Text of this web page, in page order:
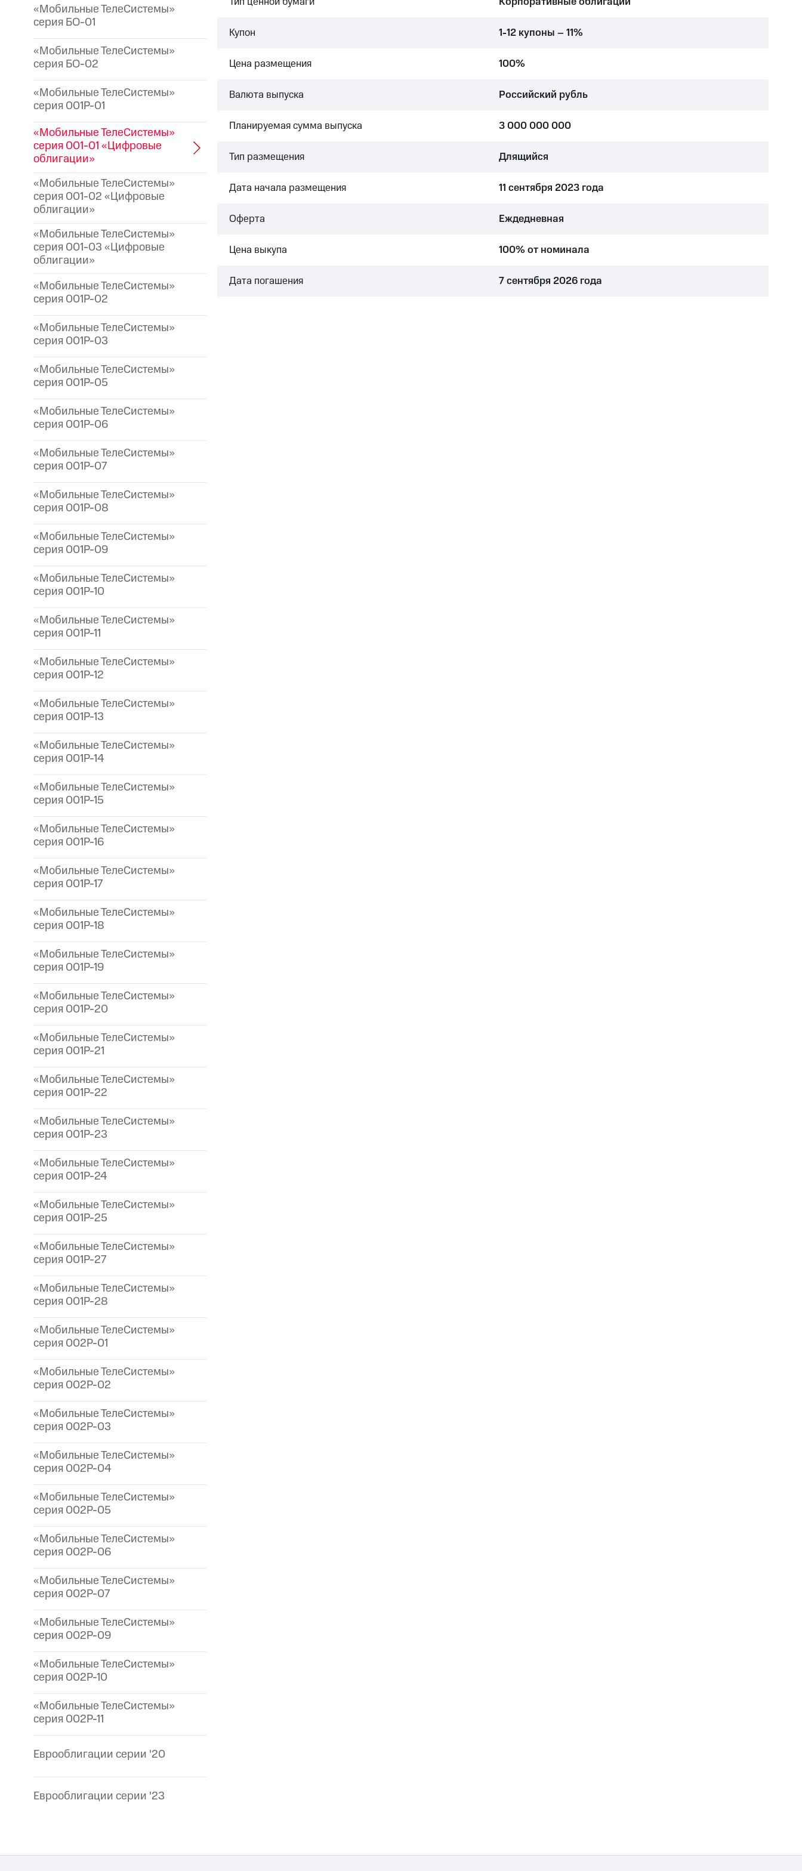
«Мобильные ТелеСистемы»
серия БО-01
«Мобильные ТелеСистемы»
серия БО-02
«Мобильные ТелеСистемы»
серия 001P-01
«Мобильные ТелеСистемы»
серия 001-01 «Цифровые
облигации»
«Мобильные ТелеСистемы»
серия 001-02 «Цифровые
облигации»
«Мобильные ТелеСистемы»
серия 001-03 «Цифровые
облигации»
«Мобильные ТелеСистемы»
серия 001P-02
«Мобильные ТелеСистемы»
серия 001P-03
«Мобильные ТелеСистемы»
серия 001P-05
«Мобильные ТелеСистемы»
серия 001P-06
«Мобильные ТелеСистемы»
серия 001P-07
«Мобильные ТелеСистемы»
серия 001P-08
«Мобильные ТелеСистемы»
серия 001P-09
«Мобильные ТелеСистемы»
серия 001P-10
«Мобильные ТелеСистемы»
серия 001P-11
«Мобильные ТелеСистемы»
серия 001P-12
«Мобильные ТелеСистемы»
серия 001P-13
«Мобильные ТелеСистемы»
серия 001P-14
«Мобильные ТелеСистемы»
серия 001P-15
«Мобильные ТелеСистемы»
серия 001P-16
«Мобильные ТелеСистемы»
серия 001P-17
«Мобильные ТелеСистемы»
серия 001P-18
«Мобильные ТелеСистемы»
серия 001P-19
«Мобильные ТелеСистемы»
серия 001P-20
«Мобильные ТелеСистемы»
серия 001P-21
«Мобильные ТелеСистемы»
серия 001P-22
«Мобильные ТелеСистемы»
серия 001P-23
«Мобильные ТелеСистемы»
серия 001P-24
«Мобильные ТелеСистемы»
серия 001P-25
«Мобильные ТелеСистемы»
серия 001P-27
«Мобильные ТелеСистемы»
серия 001P-28
«Мобильные ТелеСистемы»
серия 002P-01
«Мобильные ТелеСистемы»
серия 002P-02
«Мобильные ТелеСистемы»
серия 002P-03
«Мобильные ТелеСистемы»
серия 002P-04
«Мобильные ТелеСистемы»
серия 002P-05
«Мобильные ТелеСистемы»
серия 002P-06
«Мобильные ТелеСистемы»
серия 002P-07
«Мобильные ТелеСистемы»
серия 002P-09
«Мобильные ТелеСистемы»
серия 002P-10
«Мобильные ТелеСистемы»
серия 002P-11
Еврооблигации серии '20
Еврооблигации серии '23
Купон 1-12 купоны – 11%
Цена размещения 100%
Валюта выпуска Российский рубль
Планируемая сумма выпуска 3 000 000 000
Тип размещения Длящийся
Дата начала размещения 11 сентября 2023 года
Оферта Еждедневная
Цена выкупа 100% от номинала
Дата погашения 7 сентября 2026 года